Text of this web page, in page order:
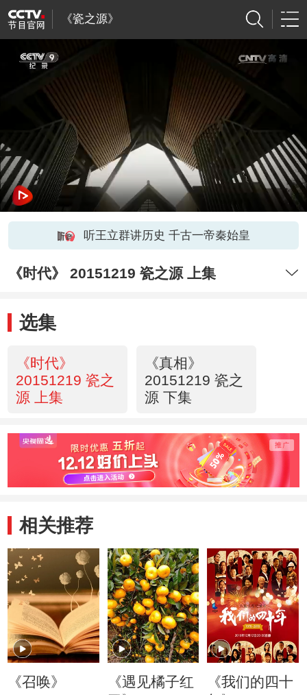
《瓷之源》
听王立群讲历史 千古一帝秦始皇
《时代》 20151219 瓷之源 上集
选集
《时代》
20151219 瓷之
源 上集
《真相》
20151219 瓷之
源 下集
相关推荐
《召唤》
《遇见橘子红
《我们的四十